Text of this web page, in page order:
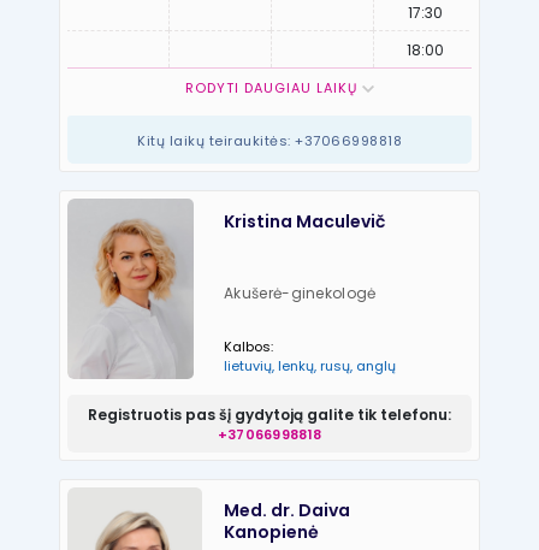
17:30
18:00
RODYTI DAUGIAU LAIKŲ
Kitų laikų teiraukitės: +37066998818
Kristina Maculevič
Akušerė-ginekologė
Kalbos:
lietuvių, lenkų, rusų, anglų
Registruotis pas šį gydytoją galite tik telefonu:
+37066998818
Med. dr. Daiva
Kanopienė